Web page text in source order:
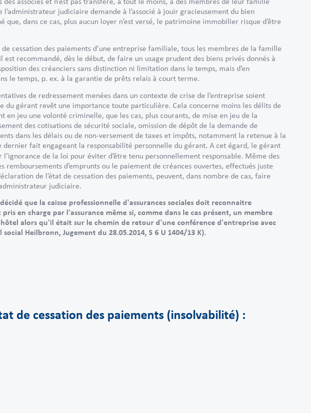
judiciaire demande à l’associé à jouir gracieusement du bien
que, dans ce cas, plus aucun loyer n’est versé, le patrimoine immobilier risque d’être
cessation des paiements d’une entreprise familiale, tous les membres de la famille
recommandé, dès le début, de faire un usage prudent des biens privés donnés à
des créanciers sans distinction ni limitation dans le temps, mais d’en
le temps, p. ex. à la garantie de prêts relais à court terme.
de redressement menées dans un contexte de crise de l’entreprise soient
du gérant revêt une importance toute particulière. Cela concerne moins les délits de
en jeu une volonté criminelle, que les cas, plus courants, de mise en jeu de la
des cotisations de sécurité sociale, omission de dépôt de la demande de
dans les délais ou de non-versement de taxes et impôts, notamment la retenue à la
dernier fait engageant la responsabilité personnelle du gérant. A cet égard, le gérant
de la loi pour éviter d’être tenu personnellement responsable. Même des
remboursements d’emprunts ou le paiement de créances ouvertes, effectués juste
de l’état de cessation des paiements, peuvent, dans nombre de cas, faire
judiciaire.
que la caisse professionnelle d'assurances sociales doit reconnaitre
en charge par l'assurance même si, comme dans le cas présent, un membre
alors qu'il était sur le chemin de retour d'une conférence d'entreprise avec
Heilbronn, Jugement du 28.05.2014, S 6 U 1404/13 K).
de cessation des paiements (insolvabilité) :